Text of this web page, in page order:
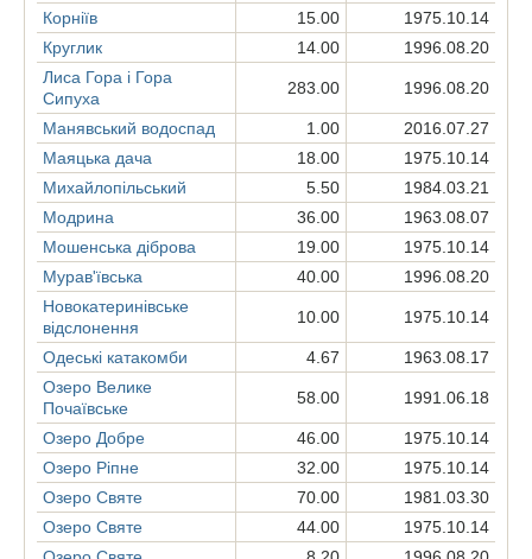
Корніїв
15.00
1975.10.14
Круглик
14.00
1996.08.20
Лиса Гора і Гора
Сипуха
283.00 1996.08.20
Манявський водоспад 1.00
2016.07.27
Маяцька дача
18.00
1975.10.14
Михайлопільський
5.50
1984.03.21
Модрина
36.00
1963.08.07
Мошенська діброва
19.00
1975.10.14
Мурав'ївська
40.00
1996.08.20
Новокатеринівське
відслонення
10.00 1975.10.14
Одеські катакомби 4.67
1963.08.17
Озеро Велике
Почаївське
58.00 1991.06.18
Озеро Добре 46.00
1975.10.14
Озеро Ріпне
32.00
1975.10.14
Озеро Святе
70.00
1981.03.30
Озеро Святе
44.00
1975.10.14